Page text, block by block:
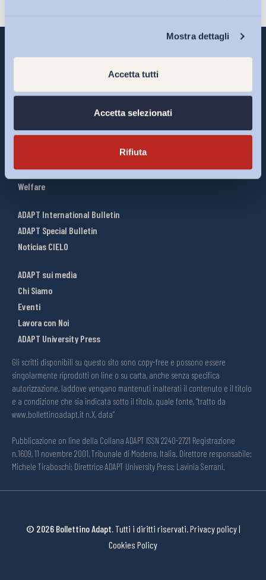
Mostra dettagli
Accetta tutti
Accetta selezionati
Rifiuta
Interventi ADAPT
Mercato del lavoro
Salute e sicurezza
Welfare
ADAPT International Bulletin
ADAPT Special Bulletin
Noticias CIELO
ADAPT sui media
Chi Siamo
Eventi
Lavora con Noi
ADAPT University Press
Gli scritti disponibili su questo sito sono copy-free e possono essere
singolarmente riprodotti on line o su carta, anche senza specifica
autorizzazione, laddove vengano mantenuti inalterati il contenuto e il titolo
e a condizione che sia indicata sotto il titolo, quale fonte, “tratto da
www.bollettinoadapt.it n.X, data“
Pubblicazione on line della Collana ADAPT ISSN 2240-2721 Registrazione
n.1609, 11 novembre 2001, Tribunale di Modena, Italia. Direttore responsabile:
Michele Tiraboschi; Direttrice ADAPT University Press: Lavinia Serrani.
© 2026 Bollettino Adapt.Tutti i diritti riservati.Privacy policy|
Cookies Policy